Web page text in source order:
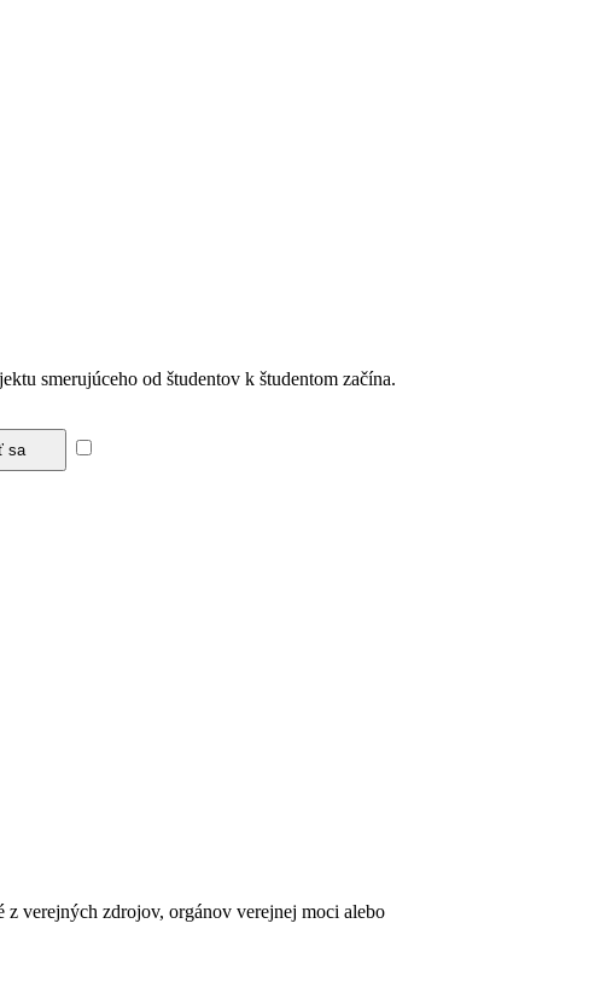
smerujúceho od študentov k študentom začína.
z verejných zdrojov, orgánov verejnej moci alebo